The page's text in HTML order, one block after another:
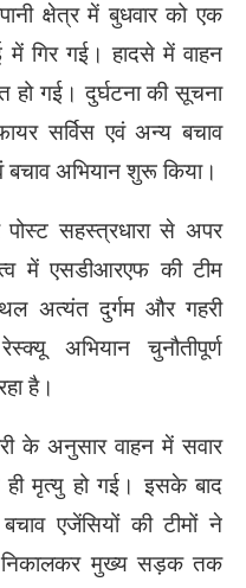
क्षेत्र में बुधवार को एक
में गिर गई। हादसे में वाहन
हो गई। दुर्घटना की सूचना
सर्विस एवं अन्य बचाव
अभियान शुरू किया।
सहस्त्रधारा से अपर
में एसडीआरएफ की टीम
अत्यंत दुर्गम और गहरी
अभियान चुनौतीपूर्ण
है।
के अनुसार वाहन में सवार
ही मृत्यु हो गई। इसके बाद
एजेंसियों की टीमों ने
मुख्य सड़क तक